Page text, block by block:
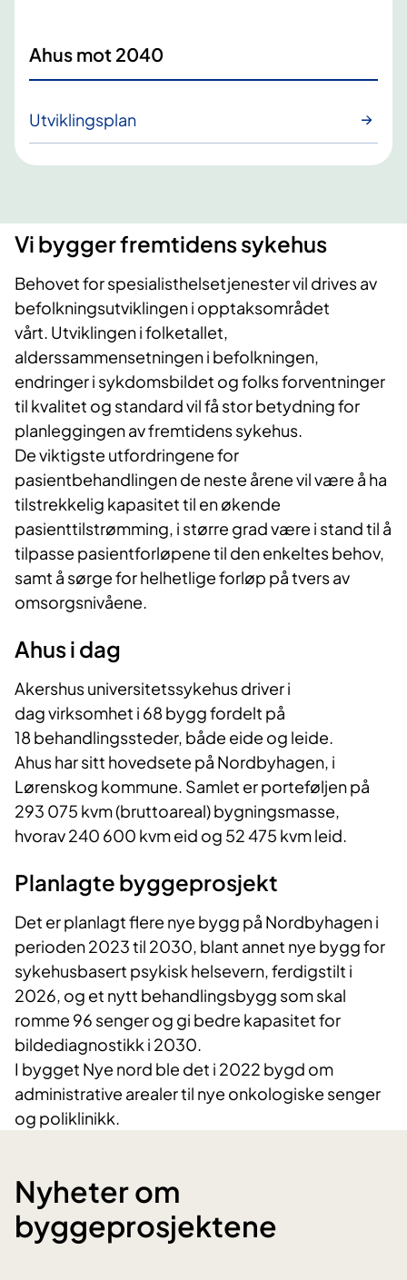
Ahus mot 2040
Utviklingsplan
​Vi bygger fremtidens sykehus
Behovet for spesialisthelsetjenester vil drives av
befolkningsutviklingen i opptaksområdet
vårt. Utviklingen i folketallet,
alderssammensetningen i befolkningen,
endringer i sykdomsbildet og folks forventninger
til kvalitet og standard vil få stor betydning for
planleggingen av fremtidens sykehus.
De viktigste utfordringene for
pasientbehandlingen de neste årene vil være å ha
tilstrekkelig kapasitet til en økende
pasienttilstrømming, i større grad være i stand til å
tilpasse pasientforløpene til den enkeltes behov,
samt å sørge for helhetlige forløp på tvers av
omsorgsnivåene.
Ahus i dag
Akershus universitetssykehus driver i
dag virksomhet i 68 bygg fordelt på
18 behandlingssteder, både eide og leide.
Ahus har sitt hovedsete på Nordbyhagen, i
Lørenskog kommune. Samlet er porteføljen på
293 075 kvm (bruttoareal) bygningsmasse,
hvorav 240 600 kvm eid og 52 475 kvm leid.
​Planlagte byggeprosjekt
Det er planlagt flere nye bygg på Nordbyhagen i
perioden 2023 til 2030, blant annet nye bygg for
sykehusbasert psykisk helsevern, ferdigstilt i
2026, og et nytt behandlingsbygg som skal
romme 96 senger og gi bedre kapasitet for
bildediagnostikk i 2030.
I bygget Nye nord ble det i 2022 bygd om
administrative arealer til nye onkologiske senger
og poliklinikk.
Nyheter om
byggeprosjektene